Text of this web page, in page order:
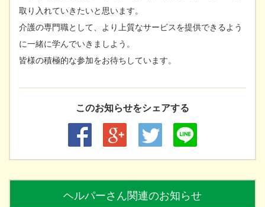
取り入れていきたいと思います。
介護の専門職として、より上質なサービスを提供できるよう
に一緒に学んでいきましよう。
皆様の積極的な参加をお待ちしています。
このお知らせをシェアする
ヘルパーさん関連のお知らせ